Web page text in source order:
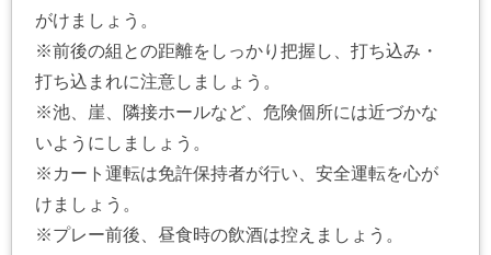
がけましょう。
※前後の組との距離をしっかり把握し、打ち込み・
打ち込まれに注意しましょう。
※池、崖、隣接ホールなど、危険個所には近づかな
いようにしましょう。
※カート運転は免許保持者が行い、安全運転を心が
けましょう。
※プレー前後、昼食時の飲酒は控えましょう。